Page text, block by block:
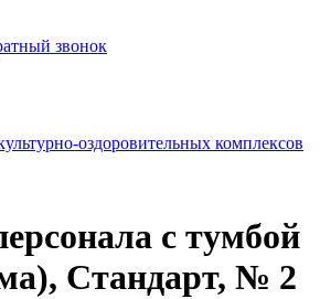
звонок
оздоровительных комплексов
с тумбой
Стандарт, № 2